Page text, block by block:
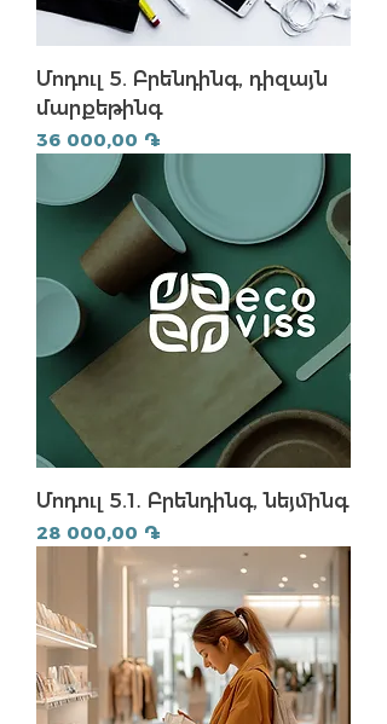
Մոդուլ 5. Բրենդինգ, դիզայն
մարքեթինգ
Price
36 000,00 ֏
Մոդուլ 5.1․ Բրենդինգ, նեյմինգ
Price
28 000,00 ֏